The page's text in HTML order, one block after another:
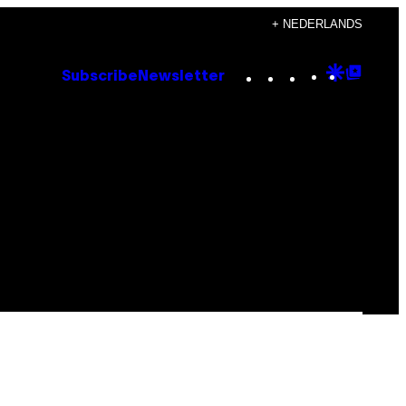
+ NEDERLANDS
Subscribe Newsletter Instagram
TikTok
YouTube
Google